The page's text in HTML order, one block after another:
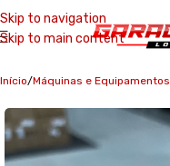
Skip to navigation
Skip to main content
Início Máquinas e Equipamentos